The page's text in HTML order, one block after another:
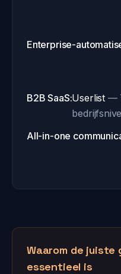
Enterprise-
B2B SaaS:Userlist —
All-in-one
Waarom de
essentieel is